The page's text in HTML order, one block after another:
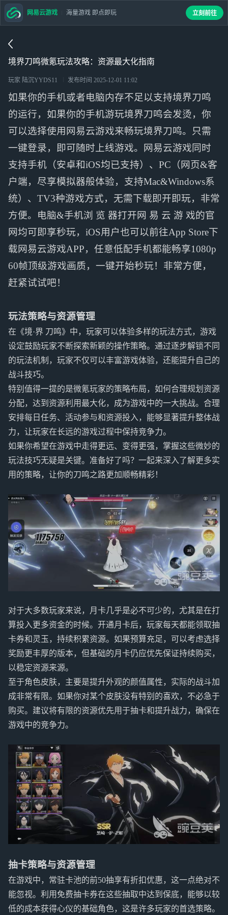
境界刀鸣微氪玩法攻略：资源最大化指南
玩家 陆沉YYDS11 发布时间 2025-12-01 11:02
如果你的手机或者电脑内存不足以支持境界刀鸣
的运行，如果你的手机游玩境界刀鸣会发烫，你
可以选择使用网易云游戏来畅玩境界刀鸣。只需
一键登录，即可随时上线游戏。网易云游戏同时
支持手机（安卓和iOS均已支持）、PC（网页&客
户端，尽享模拟器般体验，支持Mac&Windows系
统）、TV3种游戏方式，无需下载即开即玩，非常
方便。电脑&手机浏 览 器打开网 易 云 游 戏的官
网均可即享秒玩，iOS用户也可以前往App Store下
载网易云游戏APP，任意低配手机都能畅享1080p
60帧顶级游戏画质，一键开始秒玩！非常方便，
赶紧试试吧！
玩法策略与资源管理
在《境·界 刀鸣》中，玩家可以体验多样的玩法方式，游戏
设定鼓励玩家不断探索新颖的操作策略。通过逐步解锁不同
的玩法机制，玩家不仅可以丰富游戏体验，还能提升自己的
战斗技巧。
特别值得一提的是微氪玩家的策略布局，如何合理规划资源
分配，达到资源利用最大化，成为游戏中的一大挑战。合理
安排每日任务、活动参与和资源投入，能够显著提升整体战
力，让玩家在长远的游戏过程中保持竞争力。
如果你希望在游戏中走得更远、变得更强，掌握这些微妙的
玩法技巧无疑是关键。准备好了吗？一起来深入了解更多实
用的策略，让你的刀鸣之路更加顺畅精彩！
对于大多数玩家来说，月卡几乎是必不可少的，尤其是在打
算投入更多资金的时候。开通月卡后，玩家每天都能领取抽
卡券和灵玉，持续积累资源。如果预算充足，可以考虑选择
奖励更丰厚的版本，但基础的月卡仍应优先保证持续购买，
以稳定资源来源。
至于角色皮肤，主要是提升外观的颜值属性，实际的战斗加
成非常有限。如果你对某个皮肤没有特别的喜欢，不必急于
购买。建议将有限的资源优先用于抽卡和提升战力，确保在
游戏中的竞争力。
抽卡策略与资源管理
在游戏中，常驻卡池的前50抽享有折扣优惠，这一点绝对不
能忽视。利用免费抽卡券在这些抽取中达到保底，能够以较
低的成本获得心仪的基础角色，这是许多玩家的首选策略。
网易云游戏 海量游戏 即点即玩 立刻前往